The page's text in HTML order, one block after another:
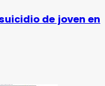
de joven en